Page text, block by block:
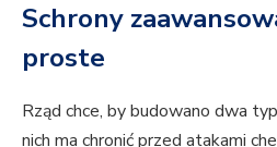
Schrony
proste
Rząd chce, by budowano dwa
nich ma chronić przed atakami